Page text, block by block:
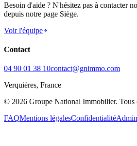
Besoin d'aide ? N'hésitez pas à contacter
depuis notre page Siège.
Voir l'équipe
Contact
04 90 01 38 10contact@gnimmo.com
Verquières, France
© 2026 Groupe National Immobilier. Tous
FAQMentions légalesConfidentialitéAdmin